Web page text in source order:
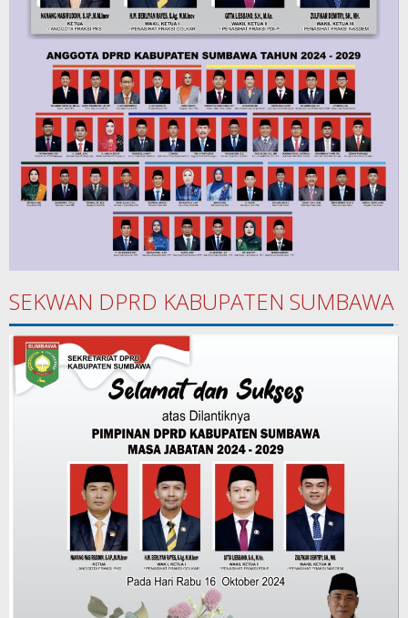
SEKWAN DPRD KABUPATEN SUMBAWA